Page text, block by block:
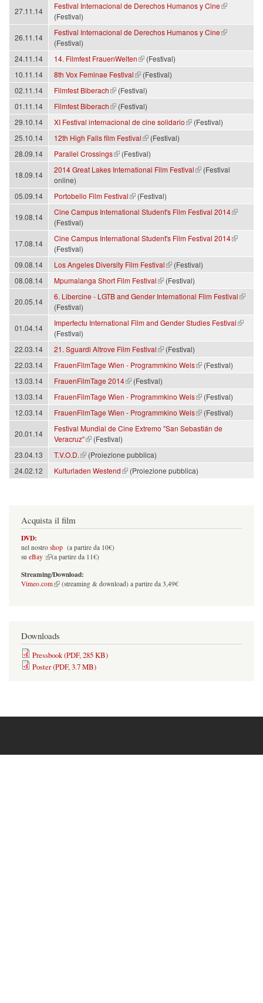
27.11.14
Festival Internacional de Derechos Humanos y Cine
(Festival)
26.11.14
Festival Internacional de Derechos Humanos y Cine
(Festival)
24.11.14
14. Filmfest FrauenWelten
(link is external)
(Festival)
10.11.14
8th Vox Feminae Festival
(link is external)
(Festival)
02.11.14
Filmfest Biberach
(link is external)
(Festival)
01.11.14
Filmfest Biberach
(link is external)
(Festival)
29.10.14
XI Festival internacional de cine solidario
(link is external)
(Festival)
25.10.14
12th High Falls film Festival
(link is external)
(Festival)
28.09.14
Parallel Crossings
(link is external) (Festival)
18.09.14
2014 Great Lakes International Film Festival
(Festival
online)
05.09.14
Portobello Film Festival
(link is external) (Festival)
19.08.14
Cine Campus International Student's Film Festival 2014
(Festival)
17.08.14
Cine Campus International Student's Film Festival 2014
(Festival)
09.08.14
Los Angeles Diversity Film Festival
(link is external)
(Festival)
08.08.14
Mpumalanga Short Film Festival
(link is external) (Festival)
20.05.14
6. Libercine - LGTB and Gender International Film Festival
(Festival)
01.04.14
Imperfectu International Film and Gender Studies Festival
(Festival)
22.03.14
21. Sguardi Altrove Film Festival
(link is external)
(Festival)
22.03.14
FrauenFilmTage Wien - Programmkino Wels
(link is external)
(Festival)
13.03.14
FrauenFilmTage 2014
(link is external)
(Festival)
13.03.14
FrauenFilmTage Wien - Programmkino Wels
(link is external)
(Festival)
12.03.14
FrauenFilmTage Wien - Programmkino Wels
(link is external) (Festival)
20.01.14
Festival Mundial de Cine Extremo "San Sebastián de
Veracruz"
(link is external)
(Festival)
23.04.13
T.V.O.D.
(link is external)
(Proiezione pubblica)
24.02.12
Kulturladen Westend
(link is external) (Proiezione pubblica)
Acquista il film
DVD:
nel nostro shop (a partire da 10€)
su eBay
(link is external) (a partire da 11€)
Streaming/Download:
Vimeo.com
(link is external) (streaming & download) a partire da 3,49€
Downloads
Pressbook (PDF, 285 KB)
Poster (PDF, 3.7 MB)